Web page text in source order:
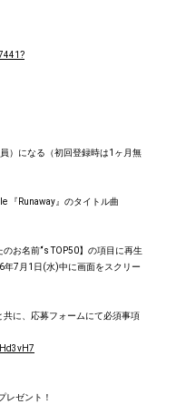
）になる（初回登録時は1ヶ月無
『Runaway』のタイトル曲
お名前”‘s TOP50】の項目に再生
年7月1日(水)中に画面をスクリー
に、応募フォームにて必須事項
レゼント！